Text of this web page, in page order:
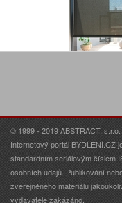
© 1999 - 2019 ABSTRACT,
Internetový portál BYDLENÍ.CZ
standardním seriálovým číslem
osobních údajů. Publikování
zveřejněného materiálu
vydavatele zakázáno.